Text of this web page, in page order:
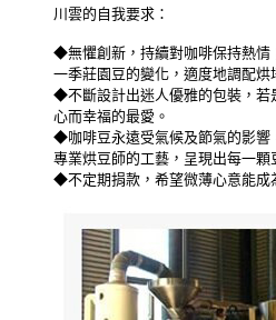
川雲的自我要求：
◆無懼創新，持續對咖啡保持熱情
一季莊園豆的變化，適度地調配烘
◆不斷設計出迷人優雅的包裝，若
心而幸福的最愛。
◆咖啡豆永遠受氣候及節氣的影響
專業烘豆師的工藝，呈現出每一顆
◆不定期捐款，希望微薄心意能成